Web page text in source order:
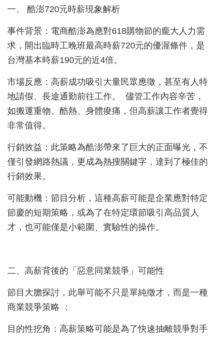
一、 酷澎720元時薪現象解析
事件背景：電商酷澎為應對618購物節的龐大人力需
求，開出臨時工晚班最高時薪720元的優渥條件，是
台灣基本時薪190元的近4倍。
市場反應：高薪成功吸引大量民眾應徵，甚至有人特
地請假、長途通勤前往工作。 儘管工作內容辛苦，
如搬運重物、酷熱、身體痠痛，但高薪讓工作者覺得
非常值得。
行銷效益：此策略為酷澎帶來了巨大的正面曝光，不
僅引發網路熱議，更成為熱搜關鍵字，達到了極佳的
行銷效果。
可能動機：節目分析，這種高薪可能是企業應對特定
節慶的短期策略，或為了在特定環節吸引高品質人
才，也可能僅是小範圍、實驗性的操作。
二、高薪背後的「惡意同業競爭」可能性
節目大膽探討，此舉可能不只是單純徵才，而是一種
商業競爭策略 ：
目的性挖角：高薪策略可能是為了快速抽離競爭對手